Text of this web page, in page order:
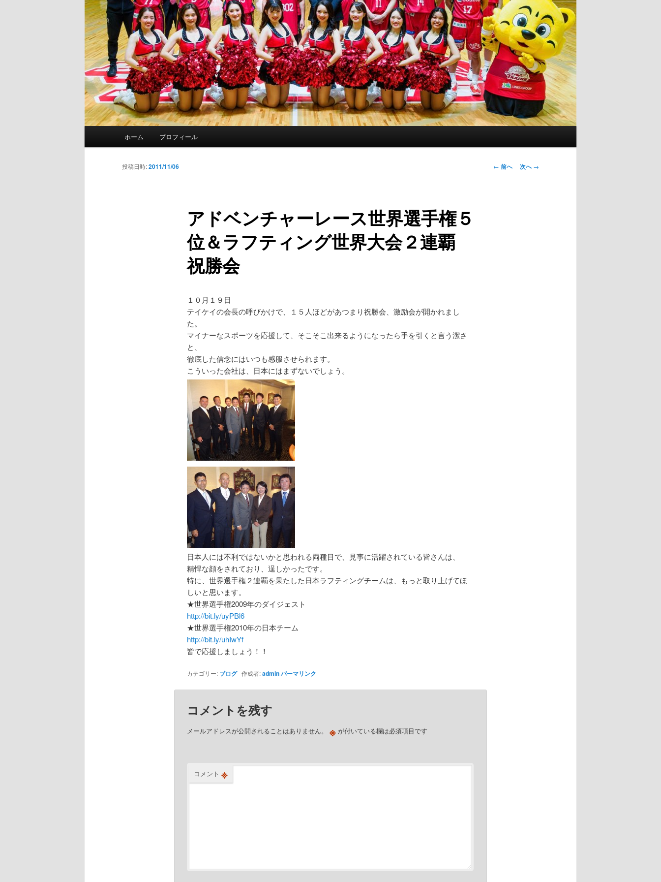
ホーム プロフィール
投
← 前へ 次へ→
アドベンチャーレース世界選手権５
位＆ラフティング世界大会２連覇
祝勝会
投稿日時:2011/11/06
１０月１９日
テイケイの会長の呼びかけで、１５人ほどがあつまり祝勝会、激励会が開かれまし
た。
マイナーなスポーツを応援して、そこそこ出来るようになったら手を引くと言う潔さ
と、
徹底した信念にはいつも感服させられます。
こういった会社は、日本にはまずないでしょう。
日本人には不利ではないかと思われる両種目で、見事に活躍されている皆さんは、
精悍な顔をされており、逞しかったです。
特に、世界選手権２連覇を果たした日本ラフティングチームは、もっと取り上げてほ
しいと思います。
★世界選手権2009年のダイジェスト
http://bit.ly/uyPBl6
★世界選手権2010年の日本チーム
http://bit.ly/uhIwYf
皆で応援しましょう！！
カテゴリー: ブログ作成者:adminパーマリンク
コメントを残す
メールアドレスが公開されることはありません。 ※が付いている欄は必須項目です
コメント ※